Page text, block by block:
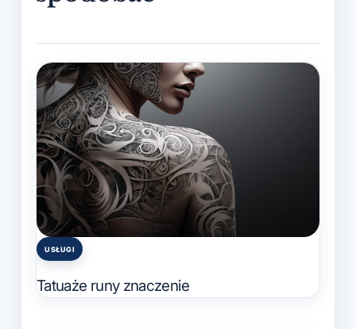
Posted
USŁUGI
Tatuaże runy znaczenie